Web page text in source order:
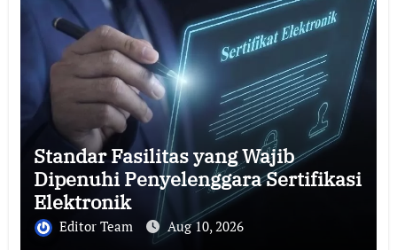
Standar Fasilitas yang Wajib
Dipenuhi Penyelenggara Sertifikasi
Elektronik
Editor Team Aug 10, 2026